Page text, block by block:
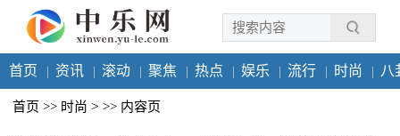
首页 资讯 滚动 聚焦 热点 娱乐 流行 时尚 八
首页 >> 时尚 > >> 内容页